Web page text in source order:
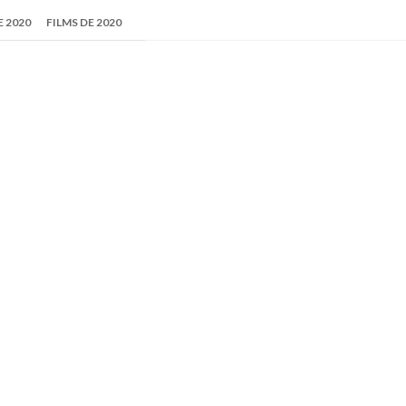
2020 FILMS DE 2020